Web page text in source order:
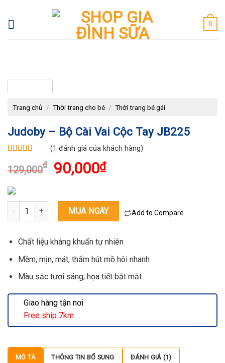
content
0
Trang chủ / Thời trang cho bé / Thời trang bé gái
Judoby – Bộ Cài Vai Cộc Tay JB225
dựa trên
đánh giá
(1 đánh giá của khách hàng)
129,000₫
Giá
là:
129,000₫.
90,000₫Giá
tại
là:
Chất liệu kháng khuẩn tự nhiên
Mềm, mịn, mát, thấm hút mồ hôi nhanh
Màu sắc tươi sáng, họa tiết bắt mắt
Judoby - Bộ cài vai cộc tay JB225 số lượng
MUA NGAY Add to Compare
Giao hàng tận nơi
Free ship 7km
MÔ TẢ THÔNG TIN BỔ SUNG ĐÁNH GIÁ (1)